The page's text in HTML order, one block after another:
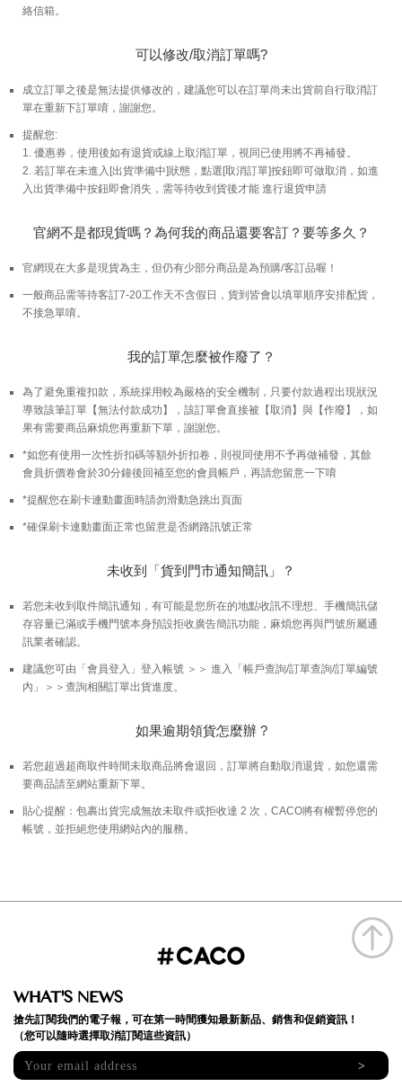
絡信箱。
可以修改/取消訂單嗎?
成立訂單之後是無法提供修改的，建議您可以在訂單尚未出貨前自行取消訂
單在重新下訂單唷，謝謝您。
提醒您:
1. 優惠券，使用後如有退貨或線上取消訂單，視同已使用將不再補發。
2. 若訂單在未進入[出貨準備中]狀態，點選[取消訂單]按鈕即可做取消，如進
入出貨準備中按鈕即會消失，需等待收到貨後才能 進行退貨申請
官網不是都現貨嗎？為何我的商品還要客訂？要等多久？
官網現在大多是現貨為主，但仍有少部分商品是為預購/客訂品喔！
一般商品需等待客訂7-20工作天不含假日，貨到皆會以填單順序安排配貨，
不接急單唷。
我的訂單怎麼被作廢了？
為了避免重複扣款，系統採用較為嚴格的安全機制，只要付款過程出現狀況
導致該筆訂單【無法付款成功】，該訂單會直接被【取消】與【作廢】，如
果有需要商品麻煩您再重新下單，謝謝您。
*如您有使用一次性折扣碼等額外折扣卷，則視同使用不予再做補發，其餘
會員折價卷會於30分鐘後回補至您的會員帳戶，再請您留意一下唷
*提醒您在刷卡連動畫面時請勿滑動急跳出頁面
*確保刷卡連動畫面正常也留意是否網路訊號正常
未收到「貨到門市通知簡訊」？
若您未收到取件簡訊通知，有可能是您所在的地點收訊不理想、手機簡訊儲
存容量已滿或手機門號本身預設拒收廣告簡訊功能，麻煩您再與門號所屬通
訊業者確認。
建議您可由「會員登入」登入帳號 ＞＞ 進入「帳戶查詢/訂單查詢/訂單編號
內」＞＞查詢相關訂單出貨進度。
如果逾期領貨怎麼辦 ?
若您超過超商取件時間未取商品將會退回，訂單將自動取消退貨，如您還需
要商品請至網站重新下單。
貼心提醒：包裹出貨完成無故未取件或拒收達 2 次，CACO將有權暫停您的
帳號，並拒絕您使用網站內的服務。
WHAT'S NEWS
搶先訂閱我們的電子報，可在第一時間獲知最新新品、銷售和促銷資訊！
（您可以隨時選擇取消訂閱這些資訊）
>